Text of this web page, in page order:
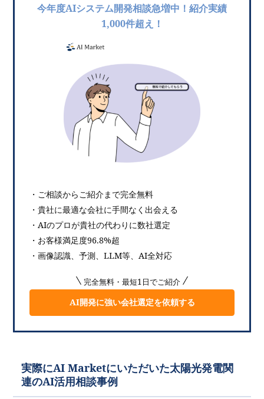
今年度AIシステム開発相談急増中！紹介実績
1,000件超え！
・ご相談からご紹介まで完全無料
・貴社に最適な会社に手間なく出会える
・AIのプロが貴社の代わりに数社選定
・お客様満足度96.8%超
・画像認識、予測、LLM等、AI全対応
完全無料・最短1日でご紹介
AI開発に強い会社選定を依頼する
実際にAI Marketにいただいた太陽光発電関
連のAI活用相談事例